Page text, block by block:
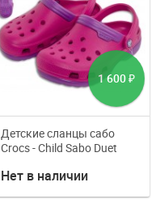
1 600 ₽
Детские сланцы сабо
Crocs - Child Sabo Duet
Нет в наличии